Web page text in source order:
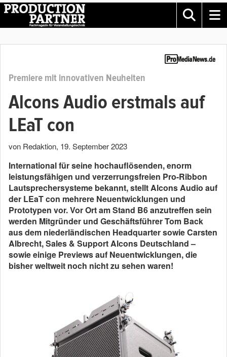
Premiere mit innovativen Neuheiten
Alcons Audio erstmals auf
LEaT con
von Redaktion, 19. September 2023
International für seine hochauflösenden, enorm
leistungsfähigen und verzerrungsfreien Pro-Ribbon
Lautsprechersysteme bekannt, stellt Alcons Audio auf
der LEaT con mehrere Neuentwicklungen und
Prototypen vor. Vor Ort am Stand B6 anzutreffen sein
werden Mitgründer und Geschäftsführer Tom Back
aus dem niederländischen Headquarter sowie Carsten
Albrecht, Sales & Support Alcons Deutschland –
sowie einige Previews auf Neuentwicklungen, die
bisher weltweit noch nicht zu sehen waren!